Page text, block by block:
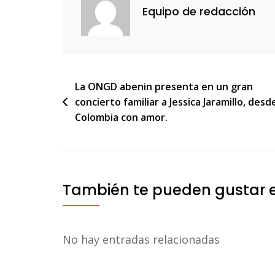
Equipo de redacción
Navegación
de
La ONGD abenin presenta en un gran
concierto familiar a Jessica Jaramillo,
Colombia con amor.
También te pueden gustar
No hay entradas relacionadas